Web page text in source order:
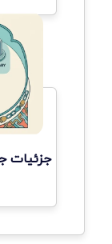
جزئیات